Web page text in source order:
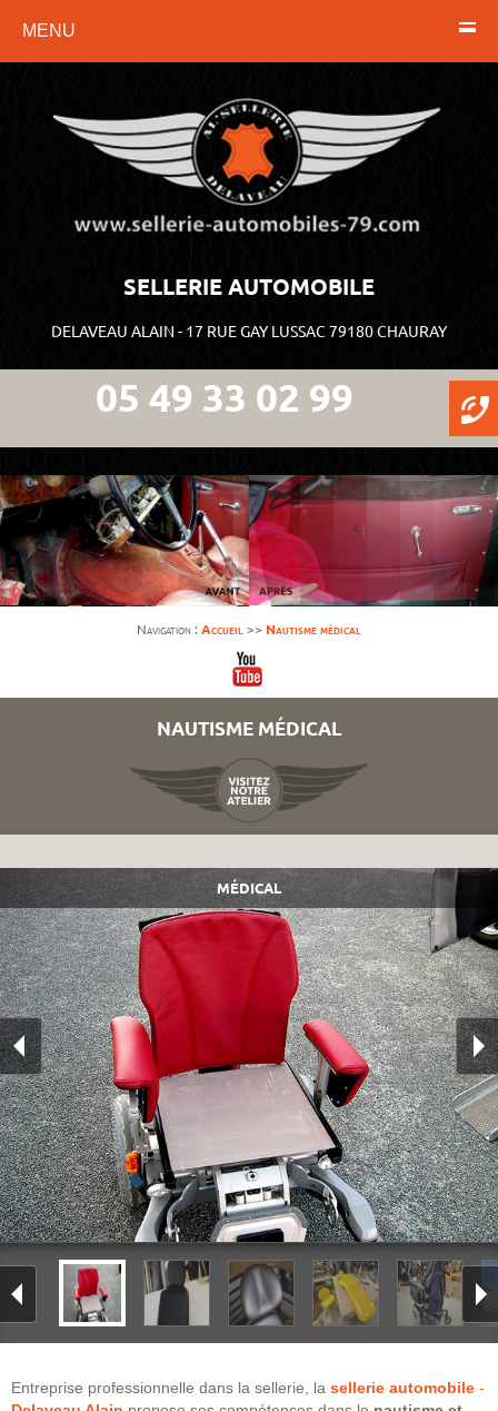
MENU
SELLERIE AUTOMOBILE
DELAVEAU ALAIN - 17 RUE GAY LUSSAC 79180 CHAURAY
05 49 33 02 99
Navigation : Accueil >> Nautisme médical
NAUTISME MÉDICAL
MÉDICAL
Entreprise professionnelle dans la sellerie, la sellerie automobile -